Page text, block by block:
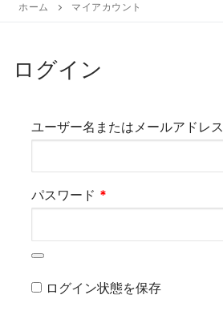
焼き菓子
季節限定商品
アクセスマップ
お知らせ
採用情報
お客様の声
ホーム マイアカウント
ログイン
ユーザー名またはメールアドレス
パスワード *
ログイン状態を保存